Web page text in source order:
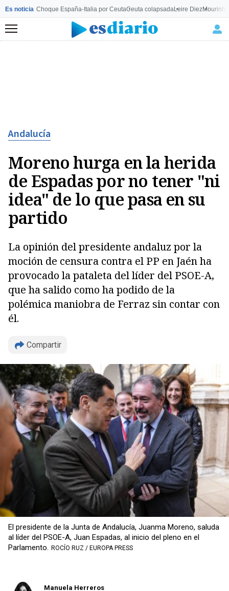
Es noticia Choque España-Italia por CeutaCeuta colapsadaLeire Diez
Menú
Andalucía
Moreno hurga en la herida
de Espadas por no tener "ni
idea" de lo que pasa en su
partido
La opinión del presidente andaluz por la
moción de censura contra el PP en Jaén ha
provocado la pataleta del líder del PSOE-A,
que ha salido como ha podido de la
polémica maniobra de Ferraz sin contar con
él.
Compartir
Copiar
El presidente de la Junta de Andalucía, Juanma Moreno, saluda
al líder del PSOE-A, Juan Espadas, al inicio del pleno en el
Parlamento. ROCÍO RUZ / EUROPA PRESS
Manuela Herreros